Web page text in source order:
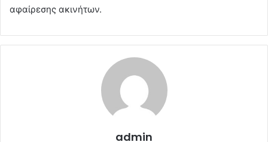
αφαίρεσης ακινήτων.
admin